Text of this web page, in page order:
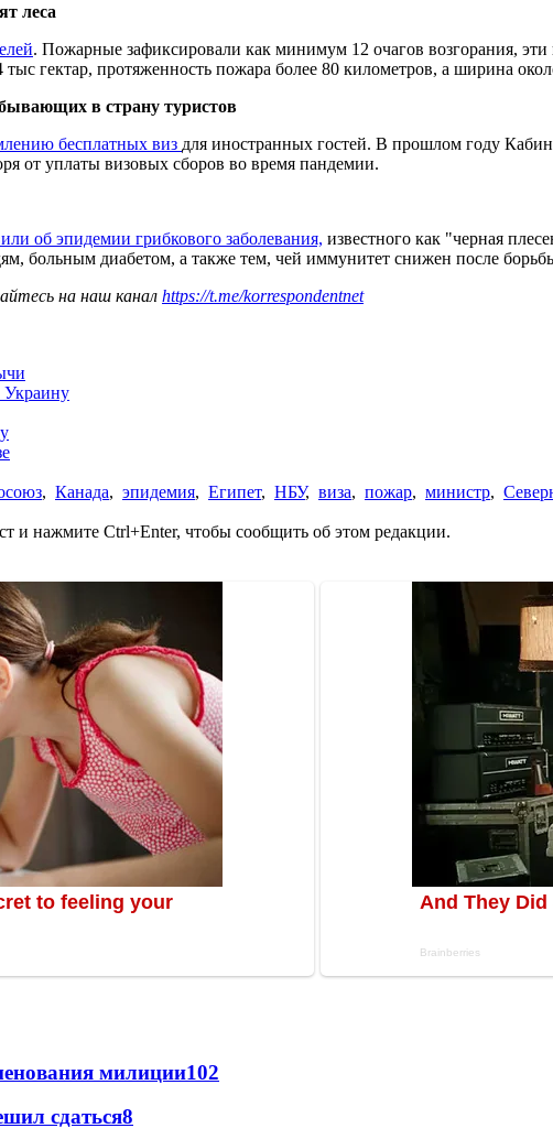
леса
. Пожарные зафиксировали как минимум 12 очагов возгорания,
гектар, протяженность пожара более 80 километров, а ширина
в страну туристов
бесплатных виз для иностранных гостей. В прошлом году
от уплаты визовых сборов во время пандемии.
об эпидемии грибкового заболевания, известного как "черная
больным диабетом, а также тем, чей иммунитет снижен после
на наш канал https://t.me/korrespondentnet
Украину
, Канада, эпидемия, Египет, НБУ, виза, пожар, министр,
и нажмите Ctrl+Enter, чтобы сообщить об этом редакции.
милиции102
сдаться8